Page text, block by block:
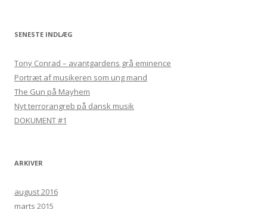
SENESTE INDLÆG
Tony Conrad – avantgardens grå eminence
Portræt af musikeren som ung mand
The Gun på Mayhem
Nyt terrorangreb på dansk musik
DOKUMENT #1
ARKIVER
august 2016
marts 2015